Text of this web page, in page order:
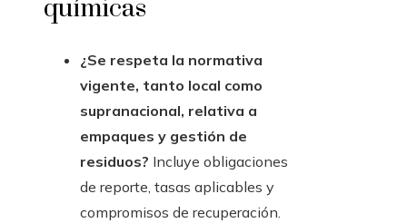
químicas
¿Se respeta la normativa
vigente, tanto local como
supranacional, relativa a
empaques y gestión de
residuos? Incluye obligaciones
de reporte, tasas aplicables y
compromisos de recuperación.